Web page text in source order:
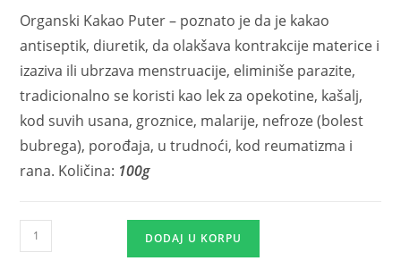
Organski Kakao Puter – poznato je da je kakao
antiseptik, diuretik, da olakšava kontrakcije materice i
izaziva ili ubrzava menstruacije, eliminiše parazite,
tradicionalno se koristi kao lek za opekotine, kašalj,
kod suvih usana, groznice, malarije, nefroze (bolest
bubrega), porođaja, u trudnoći, kod reumatizma i
rana. Količina: 100g
DODAJ U KORPU